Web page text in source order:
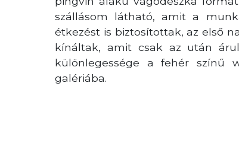
szállásom látható, amit a
étkezést is biztosítottak, az első
kínáltak, amit csak az után
különlegessége a fehér színű
galériába.